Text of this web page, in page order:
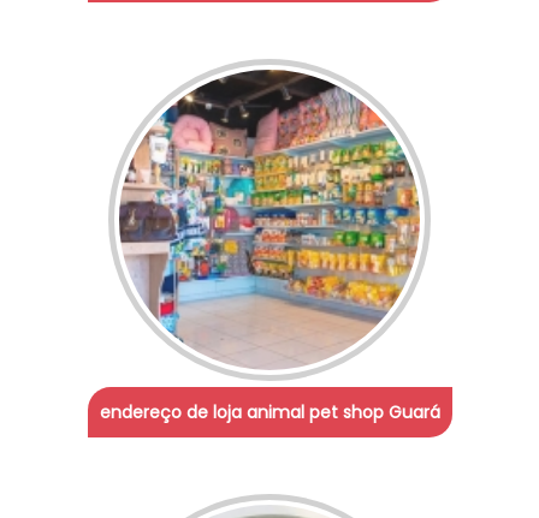
endereço de loja animal pet shop Guará